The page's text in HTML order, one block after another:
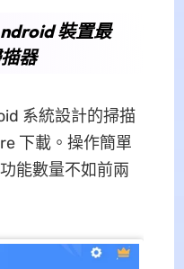
裝置最
器
系統設計的掃描
下載。操作簡單
能數量不如前兩